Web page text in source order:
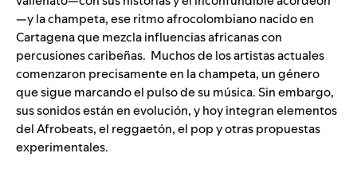
—y la champeta, ese ritmo afrocolombiano nacido en
Cartagena que mezcla influencias africanas con
percusiones caribeñas. Muchos de los artistas actuales
comenzaron precisamente en la champeta, un género
que sigue marcando el pulso de su música. Sin embargo,
sus sonidos están en evolución, y hoy integran elementos
delAfrobeats, el reggaetón, el pop y otras propuestas
experimentales.